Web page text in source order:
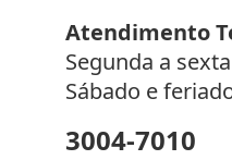
Atendimento
Segunda a
Sábado e
3004-7010